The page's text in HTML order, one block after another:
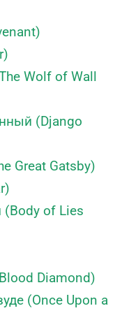
Wolf of Wall
(Django
Great Gatsby)
(Body of Lies
Diamond)
(Once Upon a